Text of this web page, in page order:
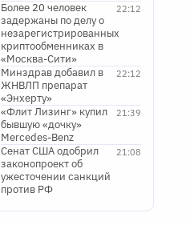
22:12
Более 20 человек
задержаны по делу о
незарегистрированных
криптообменниках в
«Москва-Сити»
22:12
Минздрав добавил в
ЖНВЛП препарат
«Энхерту»
21:39
«Флит Лизинг» купил
бывшую «дочку»
Mercedes-Benz
21:08
Сенат США одобрил
законопроект об
ужесточении санкций
против РФ